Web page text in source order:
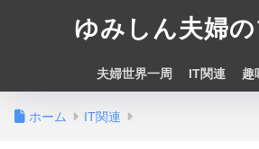
ゆみしん夫婦
夫婦世界一周 IT関連 趣
ホーム IT関連